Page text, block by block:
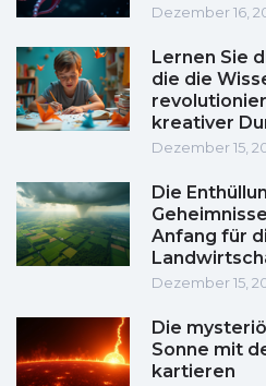
Dezember 16,
Lernen Sie
die die
kreativer
Dezember 15,
Die
Anfang für
Dezember 15,
Die
Sonne mit
kartieren